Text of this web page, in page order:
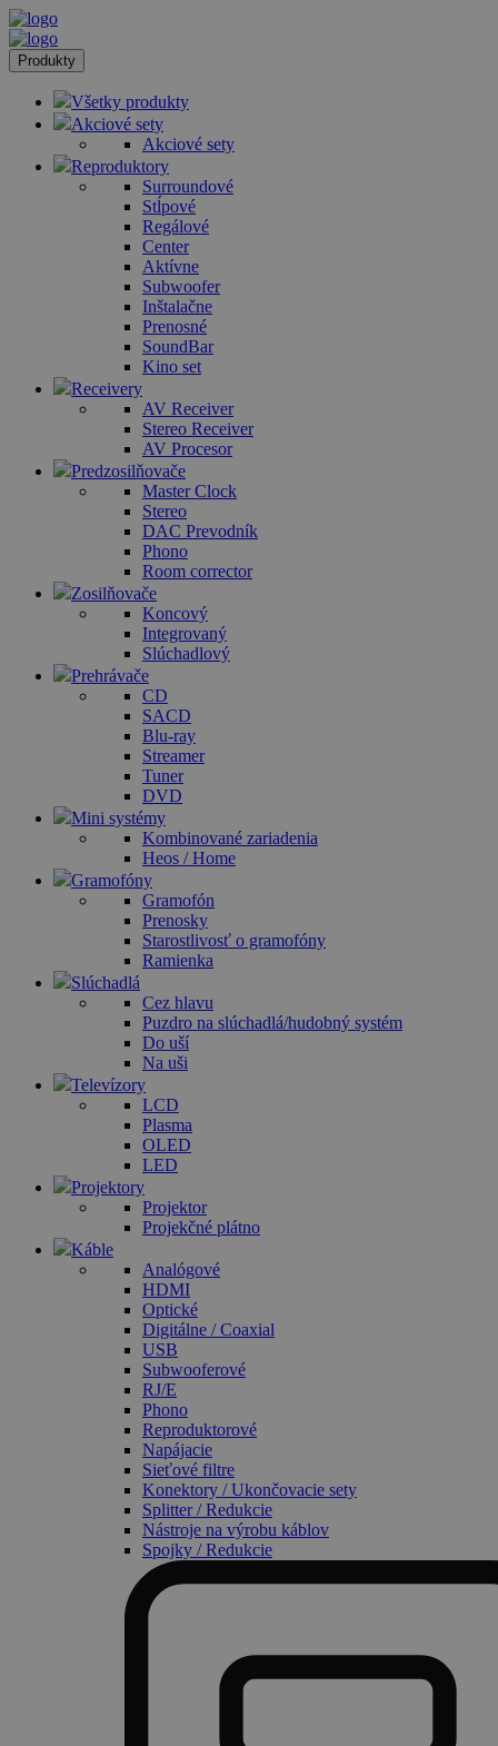
Produkty
Všetky produkty
Akciové sety
Akciové sety
Reproduktory
Surroundové
Stĺpové
Regálové
Center
Aktívne
Subwoofer
Inštalačne
Prenosné
SoundBar
Kino set
Receivery
AV Receiver
Stereo Receiver
AV Procesor
Predzosilňovače
Master Clock
Stereo
DAC Prevodník
Phono
Room corrector
Zosilňovače
Koncový
Integrovaný
Slúchadlový
Prehrávače
CD
SACD
Blu-ray
Streamer
Tuner
DVD
Mini systémy
Kombinované zariadenia
Heos / Home
Gramofóny
Gramofón
Prenosky
Starostlivosť o gramofóny
Ramienka
Slúchadlá
Cez hlavu
Puzdro na slúchadlá/hudobný systém
Do uší
Na uši
Televízory
LCD
Plasma
OLED
LED
Projektory
Projektor
Projekčné plátno
Káble
Analógové
HDMI
Optické
Digitálne / Coaxial
USB
Subwooferové
RJ/E
Phono
Reproduktorové
Napájacie
Sieťové filtre
Konektory / Ukončovacie sety
Splitter / Redukcie
Nástroje na výrobu káblov
Spojky / Redukcie